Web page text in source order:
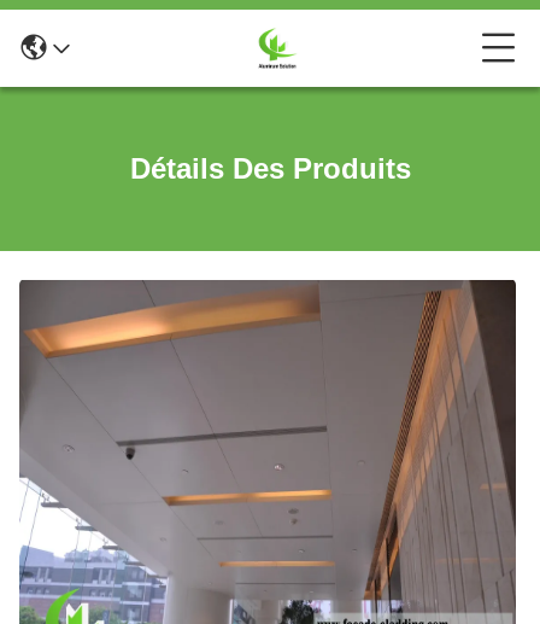
Détails Des Produits